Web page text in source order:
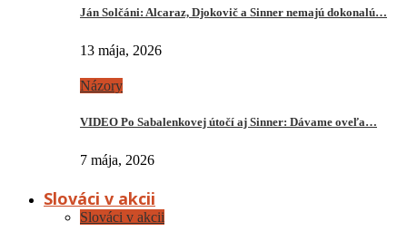
Ján Solčáni: Alcaraz, Djokovič a Sinner nemajú dokonalú…
13 mája, 2026
Názory
VIDEO Po Sabalenkovej útočí aj Sinner: Dávame oveľa…
7 mája, 2026
Slováci v akcii
Slováci v akcii